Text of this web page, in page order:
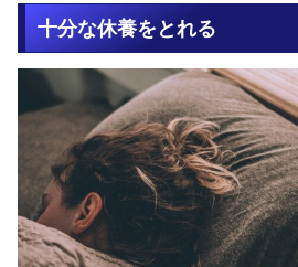
十分な休養をとれる